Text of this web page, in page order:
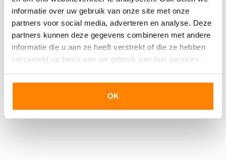
informatie over uw gebruik van onze site met onze
partners voor social media, adverteren en analyse. Deze
partners kunnen deze gegevens combineren met andere
informatie die u aan ze heeft verstrekt of die ze hebben
verzameld op basis van uw gebruik van hun services.
OK